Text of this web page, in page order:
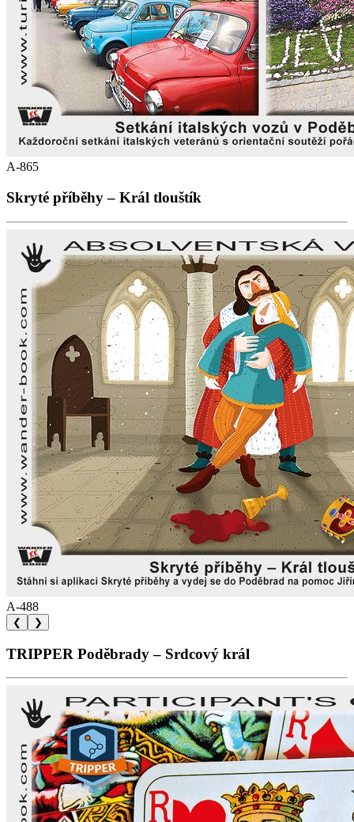
A-865
Skryté příběhy – Král tlouštík
A-488
❮ ❯
TRIPPER Poděbrady – Srdcový král